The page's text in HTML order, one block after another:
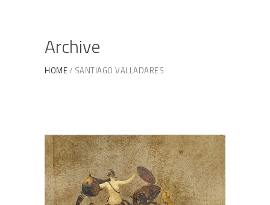
Archive
HOME SANTIAGO VALLADARES